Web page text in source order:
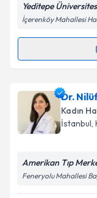
Yeditepe
İçerenköy Mahallesi
Randevu
Dr. Öğr.
randevu
randevu
posta ile
Dr.
Kadın
İstanbul,
Amerikan Tıp
Feneryolu Mahallesi